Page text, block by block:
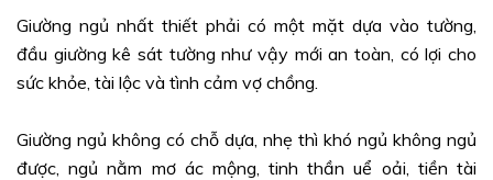
Giường ngủ nhất thiết phải có một mặt dựa vào tường,
đầu giường kê sát tường như vậy mới an toàn, có lợi cho
sức khỏe, tài lộc và tình cảm vợ chồng.
Giường ngủ không có chỗ dựa, nhẹ thì khó ngủ không ngủ
được, ngủ nằm mơ ác mộng, tinh thần uể oải, tiền tài